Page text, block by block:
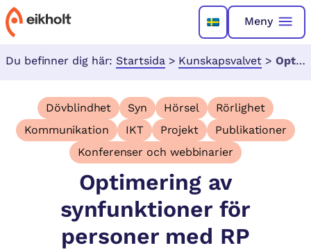
Meny
Du befinner dig här: Startsida > Kunskapsvalvet > Optimering av synfunktioner för personer med RP
Dövblindhet Syn Hörsel
Rörlighet
Kommunikation
IKT Projekt
Publikationer
Konferenser och webbinarier
Optimering av
synfunktioner för
personer med RP